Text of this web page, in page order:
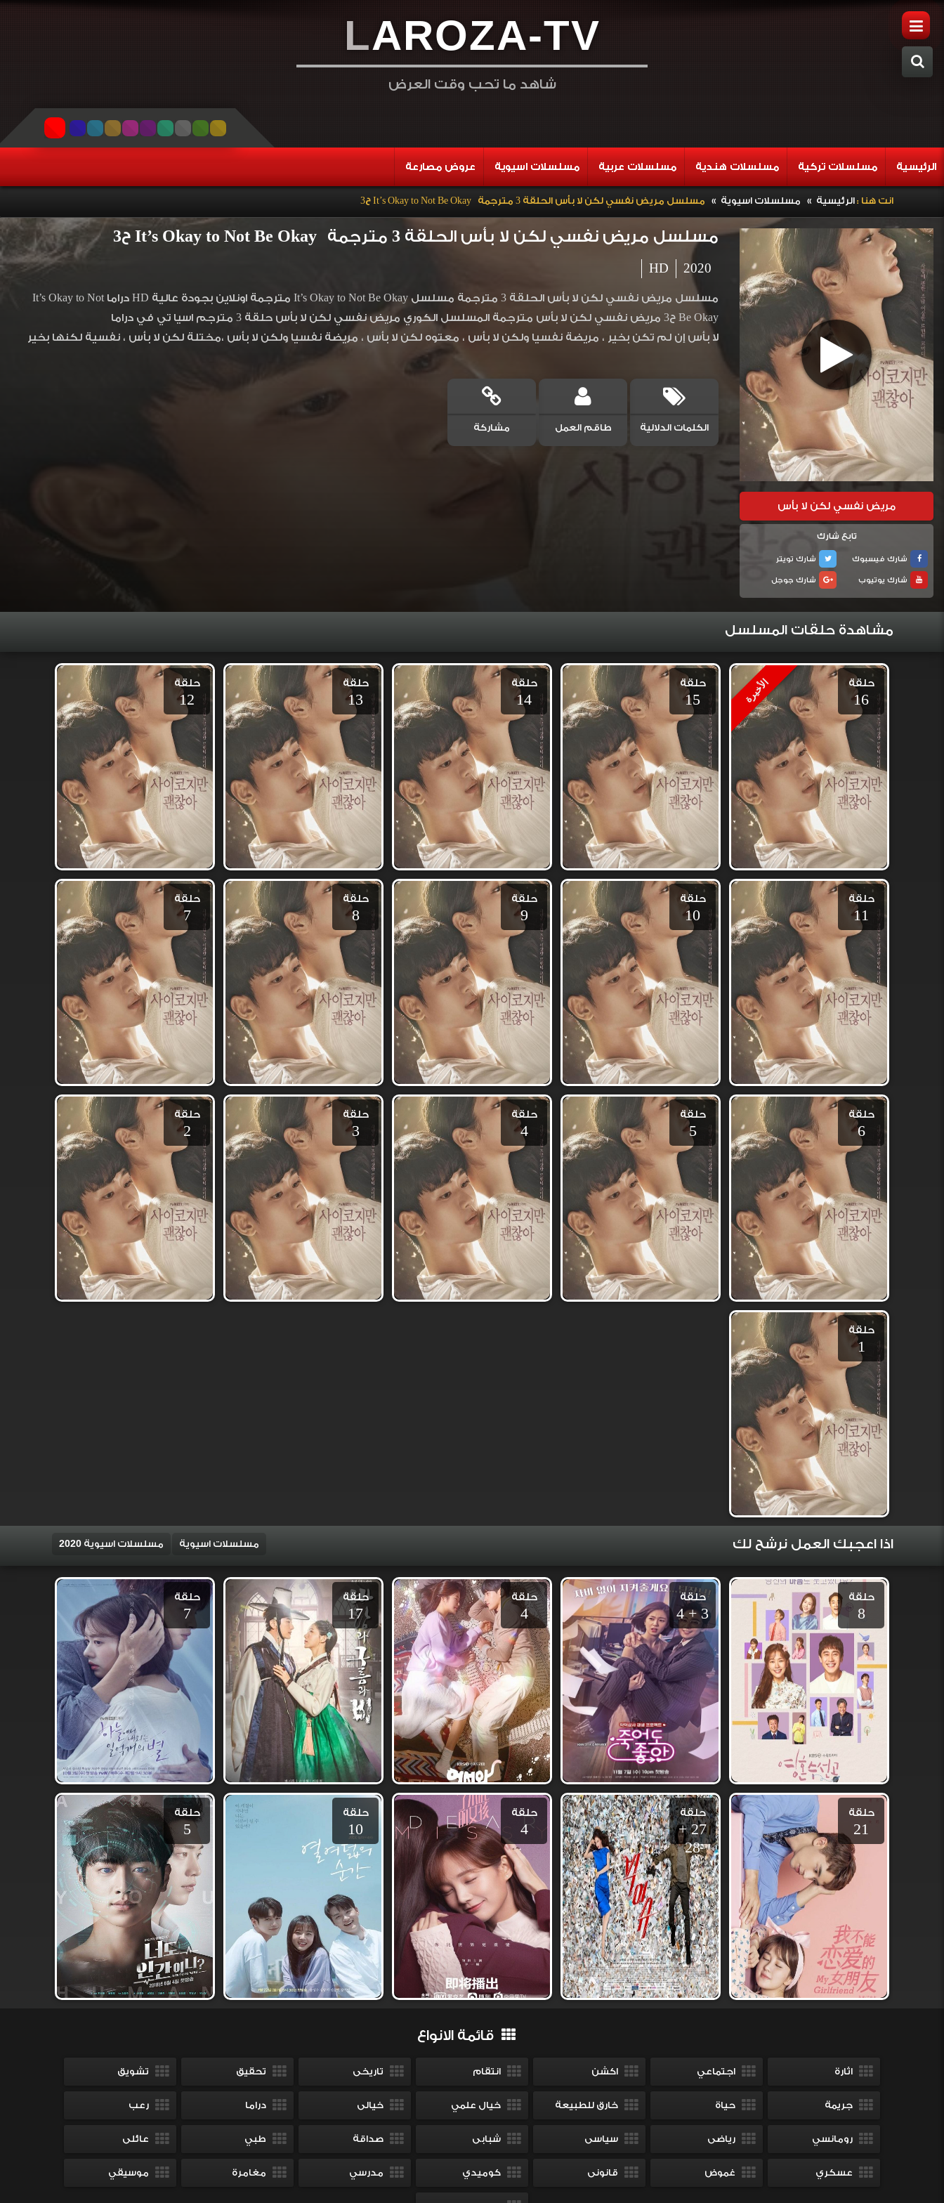
LAROZA-TV
شاهد ما تحب وقت العرض
الرئيسية مسلسلات تركية مسلسلات هندية مسلسلات عربية مسلسلات اسيوية عروض مصارعة
انت هنا :الرئيسية » مسلسلات اسيوية » مسلسل مريض نفسي لكن لا بأس الحلقة 3 مترجمة It’s Okay to Not Be Okay ح3
مريض نفسي لكن لا بأس
تابع شارك
شارك فيسبوك
شارك تويتر
شارك يوتيوب
شارك جوجل
مسلسل مريض نفسي لكن لا بأس الحلقة 3 مترجمة It’s Okay to Not Be Okay ح3
2020
HD
مسلسل مريض نفسي لكن لا بأس الحلقة 3 مترجمة مسلسل It’s Okay to Not Be Okay مترجمة اونلاين بجودة عالية HD دراما It’s Okay to Not
Be Okay ح3 مريض نفسي لكن لا بأس مترجمة المسلسل الكوري مريض نفسي لكن لا بأس حلقة 3 مترجم اسيا تي في دراما
لا بأس إن لم تكن بخير ، مريضة نفسيا ولكن لا بأس ، معتوه لكن لا بأس ، مريضة نفسيا ولكن لا بأس ،مختلة لكن لا بأس ، نفسية لكنها بخير
الكلمات الدلالية طاقم العمل مشاركة
مشاهدة حلقات المسلسل
الأخيرة حلقة
16
حلقة
15
حلقة
14
حلقة
13
حلقة
12
حلقة
11
حلقة
10
حلقة
9
حلقة
8
حلقة
7
حلقة
6
حلقة
5
حلقة
4
حلقة
3
حلقة
2
حلقة
1
اذا اعجبك العمل نرشح لك مسلسلات اسيوية مسلسلات اسيوية 2020
حلقة
8
حلقة
3 + 4
حلقة
4
حلقة
17
حلقة
7
حلقة
21
حلقة
27 +
28
حلقة
4
حلقة
10
حلقة
5
قائمة الانواع
اثارة اجتماعي اكشن انتقام تاريخى تحقيق تشويق
جريمة حياة خارق للطبيعة خيال علمي خيالى دراما رعب
رومانسي رياضى سياسى شبابى صداقة طبي عائلى
عسكري غموض قانونى كوميدي مدرسي مغامرة موسيقي